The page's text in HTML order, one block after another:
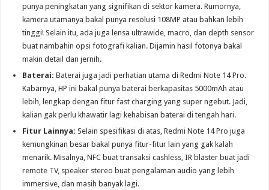
punya peningkatan yang signifikan di sektor kamera. Rumornya,
kamera utamanya bakal punya resolusi 108MP atau bahkan lebih
tinggi! Selain itu, ada juga lensa ultrawide, macro, dan depth sensor
buat nambahin opsi fotografi kalian. Dijamin hasil fotonya bakal
makin detail dan jernih.
Baterai: Baterai juga jadi perhatian utama di Redmi Note 14 Pro.
Kabarnya, HP ini bakal punya baterai berkapasitas 5000mAh atau
lebih, lengkap dengan fitur fast charging yang super ngebut. Jadi,
kalian gak perlu khawatir lagi kehabisan baterai di tengah hari.
Fitur Lainnya: Selain spesifikasi di atas, Redmi Note 14 Pro juga
kemungkinan besar bakal punya fitur-fitur lain yang gak kalah
menarik. Misalnya, NFC buat transaksi cashless, IR blaster buat jadi
remote TV, speaker stereo buat pengalaman audio yang lebih
immersive, dan masih banyak lagi.